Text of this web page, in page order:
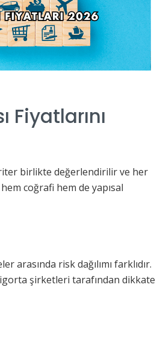
Fiyatlarını
birlikte değerlendirilir ve her
coğrafi hem de yapısal
arasında risk dağılımı farklıdır.
şirketleri tarafından dikkate